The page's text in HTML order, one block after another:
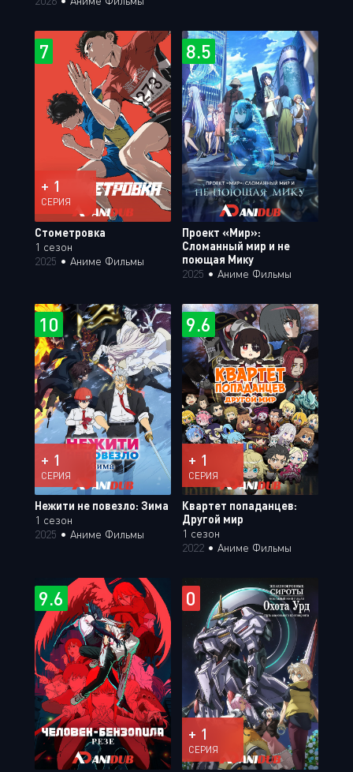
7
+ 1
СЕРИЯ
Стометровка
1 сезон
2025 • Аниме Фильмы
8.5
Проект «Мир»:
Сломанный мир и не
поющая Мику
2025 • Аниме Фильмы
10
+ 1
СЕРИЯ
Нежити не повезло: Зима
1 сезон
2025 • Аниме Фильмы
9.6
+ 1
СЕРИЯ
Квартет попаданцев:
Другой мир
1 сезон
2022 • Аниме Фильмы
9.6 0
+ 1
СЕРИЯ